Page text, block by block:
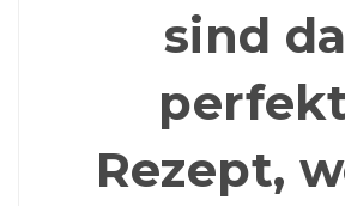
sind
Rezept,